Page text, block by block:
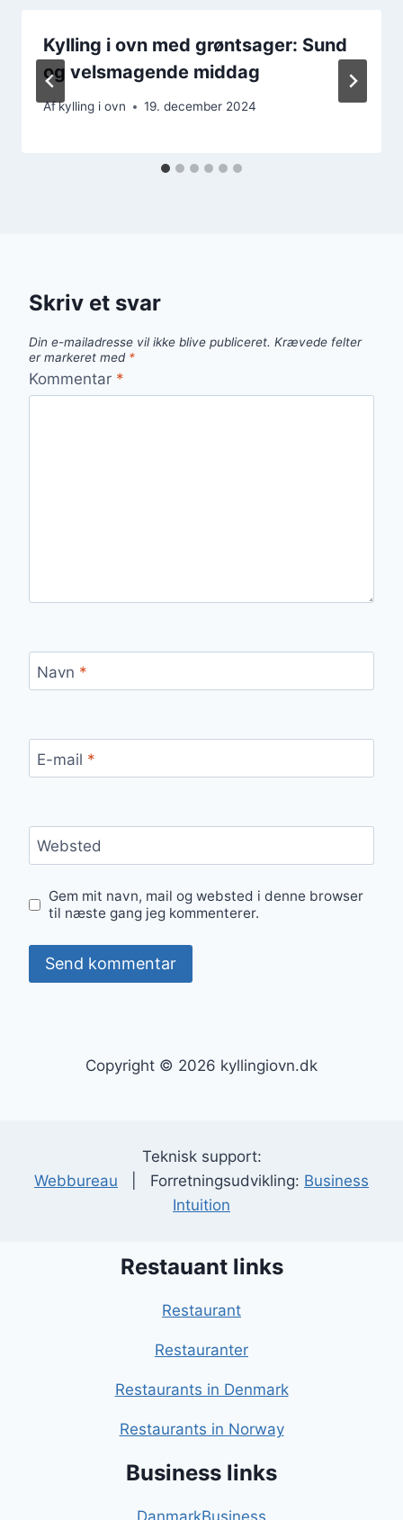
Kylling i ovn med grøntsager: Sund
og velsmagende middag
Afkylling i ovn 19. december 2024
Skriv et svar
Din e-mailadresse vil ikke blive publiceret. Krævede felter
er markeret med *
Kommentar *
Navn *
E-mail *
Websted
Gem mit navn, mail og websted i denne browser
til næste gang jeg kommenterer.
Copyright © 2026 kyllingiovn.dk
Teknisk support:
Webbureau | Forretningsudvikling: Business
Intuition
Restauant links
Restaurant
Restauranter
Restaurants in Denmark
Restaurants in Norway
Business links